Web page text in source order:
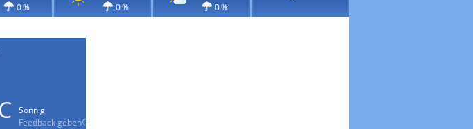
0 % 0 % 0 %
Sonnig
Feedback geben